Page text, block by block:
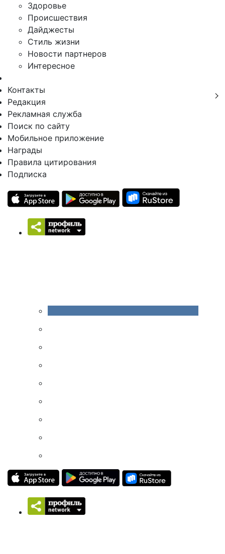
Здоровье
Происшествия
Дайджесты
Стиль жизни
Новости партнеров
Интересное
Контакты
Редакция
Рекламная служба
Поиск по сайту
Мобильное приложение
Награды
Правила цитирования
Подписка